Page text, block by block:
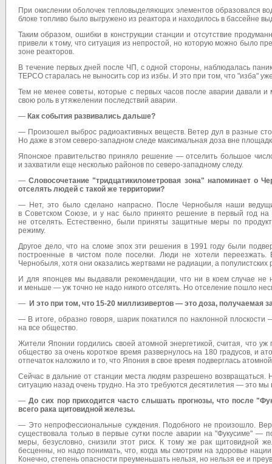
При окислении оболочек тепловыделяющих элементов образовался
блоке топливо было выгружено из реактора и находилось в бассейне
Таким образом, ошибки в конструкции станции и отсутствие
привели к тому, что ситуация из непростой, но которую можно было
зоне реакторов.
В течение первых дней после ЧП, с одной стороны, наблюдалась
TEPCO старалась не выносить сор из избы. И это при том, что "изба"
Тем не менее советы, которые с первых часов после аварии давали
свою роль в утяжелении последствий аварии.
— Как события развивались дальше?
— Произошел выброс радиоактивных веществ. Ветер дул в разные
Но даже в этом северо-западном следе максимальная доза вне
Японское правительство приняло решение — отселить большое
и захватили еще несколько районов по северо-западному следу.
—Словосочетание "тридцатикилометровая зона" напоминает
отселять людей с такой же территории?
— Нет, это было сделано напрасно. После Чернобыля наши
в Советском Союзе, и у нас было принято решение в первый год на
не отселять. Естественно, были приняты защитные меры по
режиму.
Другое дело, что на сломе эпох эти решения в 1991 году были
построенные в чистом поле поселки. Люди не хотели
Чернобыля, хотя они оказались жертвами не радиации, а
И для японцев мы выдавали рекомендации, что ни в коем случае не
и меньше — уж точно не надо никого отселять. Но отселение пошло
— И это при том, что 15-20 миллизивертов — это доза,
— В итоге, образно говоря, шарик покатился по наклонной
на все общество.
Жители Японии гордились своей атомной энергетикой, считая, что
общество за очень короткое время развернулось на 180 градусов, и
отпечаток наложило и то, что Япония в свое время подверглась
Сейчас в дальние от станции места людям разрешено возвращаться.
ситуацию назад очень трудно. На это требуются десятилетия — это
— До сих пор приходится часто слышать прогнозы, что после
всего рака щитовидной железы.
— Это непрофессиональные суждения. Подобного не произошло.
существовала только в первые сутки после аварии на "Фукусиме"
меры, безусловно, снизили этот риск. К тому же рак щитовидной
бесценны, но надо понимать, что, когда мы смотрим на здоровье
Конечно, степень опасности преуменьшать нельзя, но нельзя ее и